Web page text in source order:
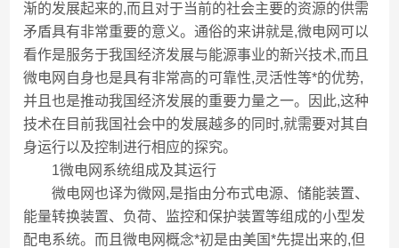
渐的发展起来的,而且对于当前的社会主要的资源的供需
矛盾具有非常重要的意义。通俗的来讲就是,微电网可以
看作是服务于我国经济发展与能源事业的新兴技术,而且
微电网自身也是具有非常高的可靠性,灵活性等*的优势,
并且也是推动我国经济发展的重要力量之一。因此,这种
技术在目前我国社会中的发展越多的同时,就需要对其自
身运行以及控制进行相应的探究。
1微电网系统组成及其运行
微电网也译为微网,是指由分布式电源、储能装置、
能量转换装置、负荷、监控和保护装置等组成的小型发
配电系统。而且微电网概念*初是由美国*先提出来的,但